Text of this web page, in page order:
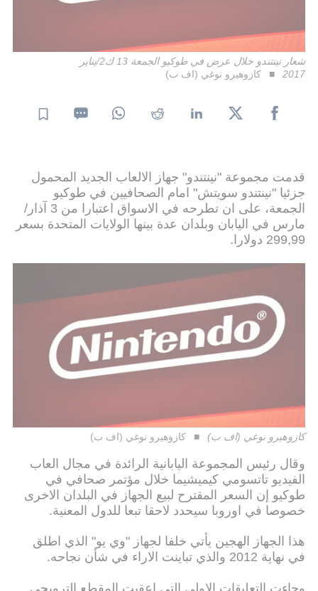
شعار نينتندو خلال عرض في طوكيو الجمعة 13 ك2/يناير
2017
كازوهيرو نوغي (اف ب)
قدمت مجموعة "نينتندو" جهاز الالعاب الجديد المحمول
جزئيا "نينتندو سويتش" امام الصحافيين في طوكيو
الجمعة، على ان تطرحه في الاسواق اعتبارا من 3 آذار/
مارس في اليابان وبلدان عدة بينها الولايات المتحدة بسعر
299,99 دولارا.
كازوهيرو نوغي (اف ب) كازوهيرو نوغي (اف ب)
وقال رئيس المجموعة اليابانية الرائدة في مجال العاب
الفيديو تاتسومي كيميشيما خلال مؤتمر صحافي في
طوكيو إن السعر المقترح لبيع الجهاز في البلدان الاخرى
خصوصا في اوروبا سيحدد لاحقا تبعا للدول المعنية.
هذا الجهاز الهجين يأتي خلفا لجهاز "وي يو" الذي اطلق
في نهاية 2012 والذي تباينت الاراء في شأن نجاحه.